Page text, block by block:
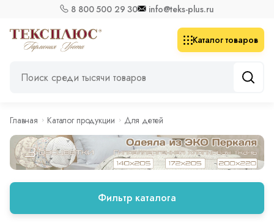
8 800 500 29 30 info@teks-plus.ru
Каталог товаров
Главная Каталог продукции Для детей
Фильтр каталога